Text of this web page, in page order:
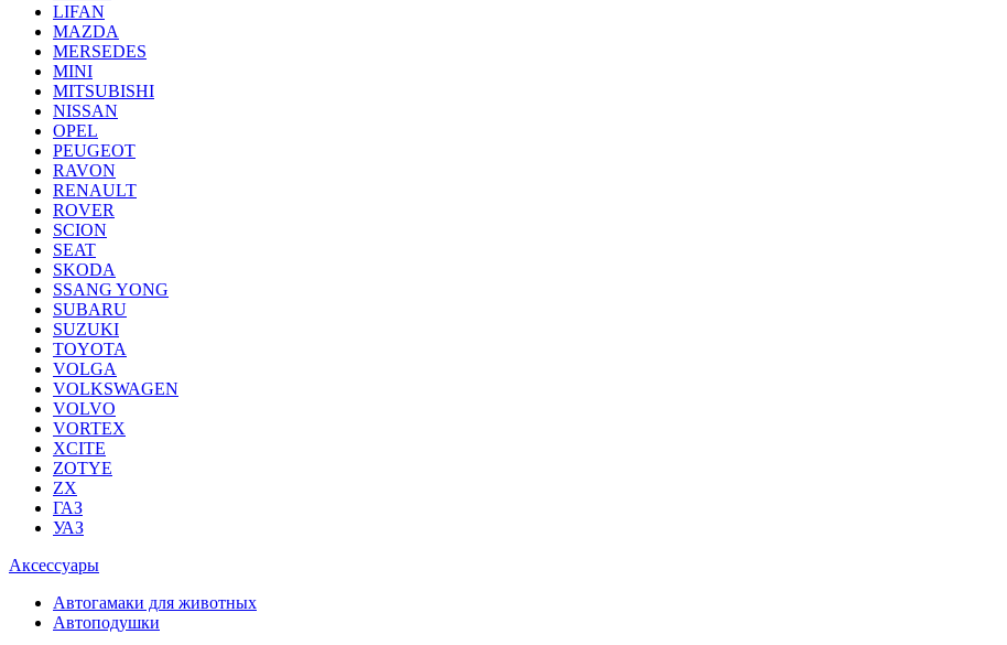
LIFAN
MAZDA
MERSEDES
MINI
MITSUBISHI
NISSAN
OPEL
PEUGEOT
RAVON
RENAULT
ROVER
SCION
SEAT
SKODA
SSANG YONG
SUBARU
SUZUKI
TOYOTA
VOLGA
VOLKSWAGEN
VOLVO
VORTEX
XCITE
ZOTYE
ZX
ГАЗ
УАЗ
Аксессуары
Автогамаки для животных
Автоподушки